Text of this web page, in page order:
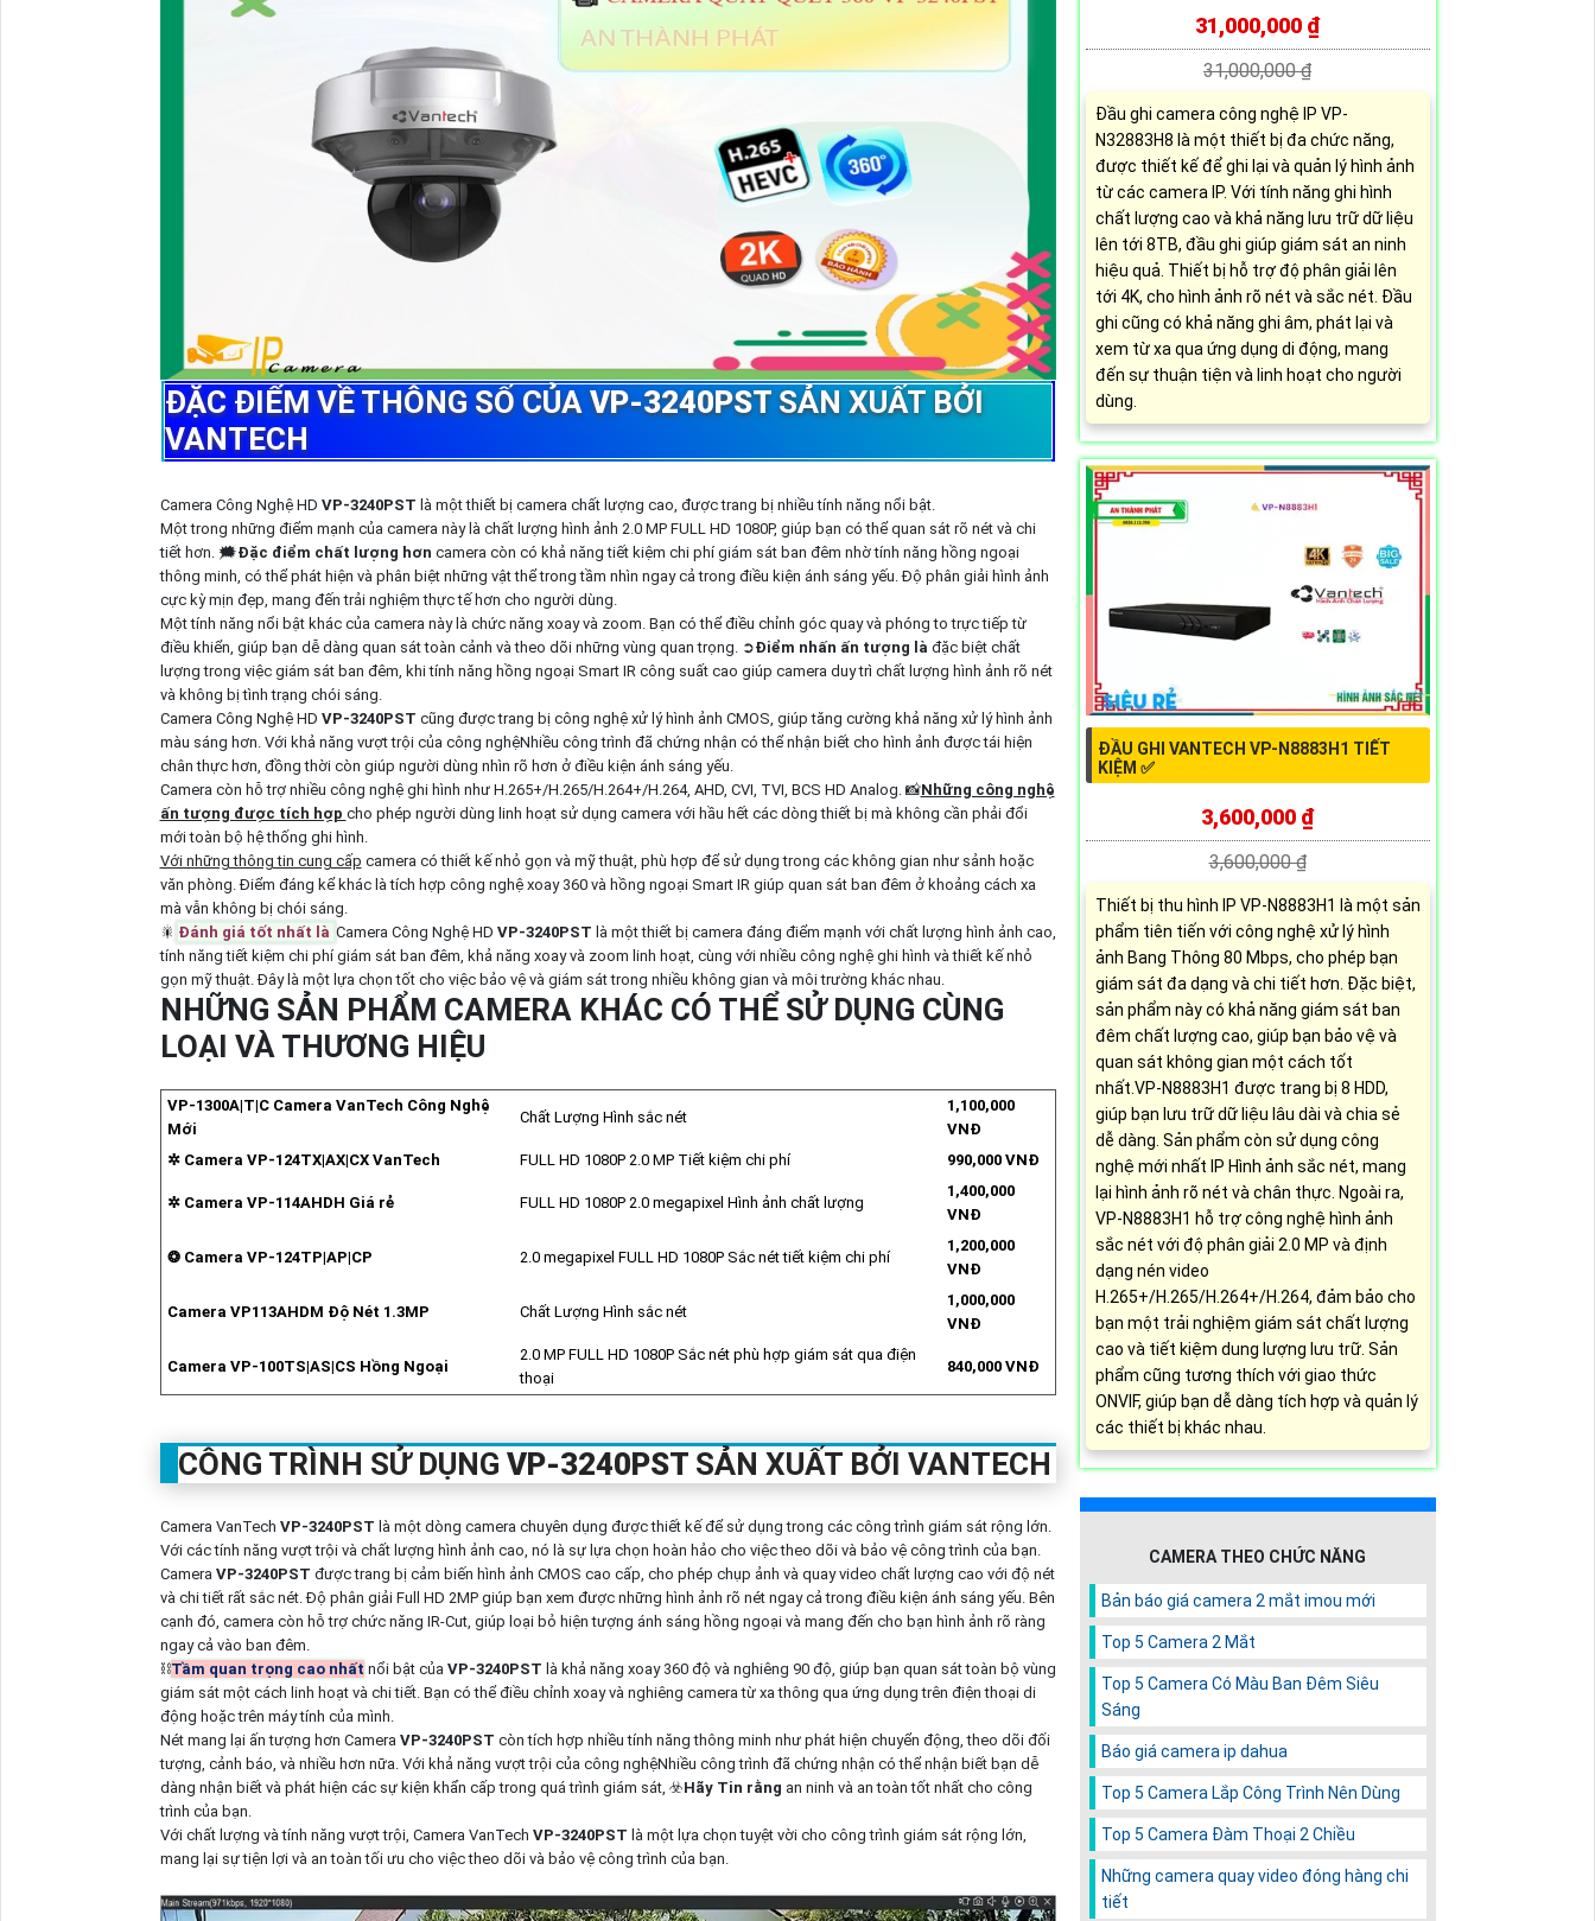
ĐẶC ĐIỂM VỀ THÔNG SỐ CỦAVP-3240PSTSẢN XUẤT BỞI
VANTECH
Camera Công Nghệ HD VP-3240PST là một thiết bị camera chất lượng cao, được trang bị nhiều tính năng nổi bật.
Một trong những điểm mạnh của camera này là chất lượng hình ảnh 2.0 MP FULL HD 1080P, giúp bạn có thể quan sát rõ nét và chi
tiết hơn. 🗯️Đặc điểm chất lượng hơn camera còn có khả năng tiết kiệm chi phí giám sát ban đêm nhờ tính năng hồng ngoại
thông minh, có thể phát hiện và phân biệt những vật thể trong tầm nhìn ngay cả trong điều kiện ánh sáng yếu. Độ phân giải hình ảnh
cực kỳ mịn đẹp, mang đến trải nghiệm thực tế hơn cho người dùng.
Một tính năng nổi bật khác của camera này là chức năng xoay và zoom. Bạn có thể điều chỉnh góc quay và phóng to trực tiếp từ
điều khiển, giúp bạn dễ dàng quan sát toàn cảnh và theo dõi những vùng quan trọng. ➲Điểm nhấn ấn tượng là đặc biệt chất
lượng trong việc giám sát ban đêm, khi tính năng hồng ngoại Smart IR công suất cao giúp camera duy trì chất lượng hình ảnh rõ nét
và không bị tình trạng chói sáng.
Camera Công Nghệ HD VP-3240PST cũng được trang bị công nghệ xử lý hình ảnh CMOS, giúp tăng cường khả năng xử lý hình ảnh
màu sáng hơn. Với khả năng vượt trội của công nghệNhiều công trình đã chứng nhận có thể nhận biết cho hình ảnh được tái hiện
chân thực hơn, đồng thời còn giúp người dùng nhìn rõ hơn ở điều kiện ánh sáng yếu.
Camera còn hỗ trợ nhiều công nghệ ghi hình như H.265+/H.265/H.264+/H.264, AHD, CVI, TVI, BCS HD Analog. 📸Những công nghệ
ấn tượng được tích hợp cho phép người dùng linh hoạt sử dụng camera với hầu hết các dòng thiết bị mà không cần phải đổi
mới toàn bộ hệ thống ghi hình.
Với những thông tin cung cấp camera có thiết kế nhỏ gọn và mỹ thuật, phù hợp để sử dụng trong các không gian như sảnh hoặc
văn phòng. Điểm đáng kể khác là tích hợp công nghệ xoay 360 và hồng ngoại Smart IR giúp quan sát ban đêm ở khoảng cách xa
mà vẫn không bị chói sáng.
🎇 Đánh giá tốt nhất là Camera Công Nghệ HD VP-3240PST là một thiết bị camera đáng điểm mạnh với chất lượng hình ảnh cao,
tính năng tiết kiệm chi phí giám sát ban đêm, khả năng xoay và zoom linh hoạt, cùng với nhiều công nghệ ghi hình và thiết kế nhỏ
gọn mỹ thuật. Đây là một lựa chọn tốt cho việc bảo vệ và giám sát trong nhiều không gian và môi trường khác nhau.
NHỮNG SẢN PHẨM CAMERA KHÁC CÓ THỂ SỬ DỤNG CÙNG
LOẠI VÀ THƯƠNG HIỆU
VP-1300A|T|C Camera VanTech Công Nghệ
Mới
Chất Lượng Hình sắc nét
1,100,000
VNĐ
✲ Camera VP-124TX|AX|CX VanTech
FULL HD 1080P 2.0 MP Tiết kiệm chi phí 990,000 VNĐ
✲ Camera VP-114AHDH Giá rẻ FULL HD 1080P 2.0 megapixel Hình ảnh chất lượng
1,400,000
VNĐ
❂ Camera VP-124TP|AP|CP 2.0 megapixel FULL HD 1080P Sắc nét tiết kiệm chi phí
1,200,000
VNĐ
Camera VP113AHDM Độ Nét 1.3MP Chất Lượng Hình sắc nét
1,000,000
VNĐ
Camera VP-100TS|AS|CS Hồng Ngoại
2.0 MP FULL HD 1080P Sắc nét phù hợp giám sát qua điện
thoại
840,000 VNĐ
CÔNG TRÌNH SỬ DỤNG VP-3240PST SẢN XUẤT BỞI VANTECH
Camera VanTech VP-3240PST là một dòng camera chuyên dụng được thiết kế để sử dụng trong các công trình giám sát rộng lớn.
Với các tính năng vượt trội và chất lượng hình ảnh cao, nó là sự lựa chọn hoàn hảo cho việc theo dõi và bảo vệ công trình của bạn.
Camera VP-3240PST được trang bị cảm biến hình ảnh CMOS cao cấp, cho phép chụp ảnh và quay video chất lượng cao với độ nét
và chi tiết rất sắc nét. Độ phân giải Full HD 2MP giúp bạn xem được những hình ảnh rõ nét ngay cả trong điều kiện ánh sáng yếu. Bên
cạnh đó, camera còn hỗ trợ chức năng IR-Cut, giúp loại bỏ hiện tượng ánh sáng hồng ngoại và mang đến cho bạn hình ảnh rõ ràng
ngay cả vào ban đêm.
⛓Tầm quan trọng cao nhất nổi bật của VP-3240PST là khả năng xoay 360 độ và nghiêng 90 độ, giúp bạn quan sát toàn bộ vùng
giám sát một cách linh hoạt và chi tiết. Bạn có thể điều chỉnh xoay và nghiêng camera từ xa thông qua ứng dụng trên điện thoại di
động hoặc trên máy tính của mình.
Nét mang lại ấn tượng hơn Camera VP-3240PST còn tích hợp nhiều tính năng thông minh như phát hiện chuyển động, theo dõi đối
tượng, cảnh báo, và nhiều hơn nữa. Với khả năng vượt trội của công nghệNhiều công trình đã chứng nhận có thể nhận biết bạn dễ
dàng nhận biết và phát hiện các sự kiện khẩn cấp trong quá trình giám sát, ☣️Hãy Tin rằng an ninh và an toàn tốt nhất cho công
trình của bạn.
Với chất lượng và tính năng vượt trội, Camera VanTech VP-3240PST là một lựa chọn tuyệt vời cho công trình giám sát rộng lớn,
mang lại sự tiện lợi và an toàn tối ưu cho việc theo dõi và bảo vệ công trình của bạn.
31,000,000 ₫
31,000,000 ₫
Đầu ghi camera công nghệ IP VP-
N32883H8 là một thiết bị đa chức năng,
được thiết kế để ghi lại và quản lý hình ảnh
từ các camera IP. Với tính năng ghi hình
chất lượng cao và khả năng lưu trữ dữ liệu
lên tới 8TB, đầu ghi giúp giám sát an ninh
hiệu quả. Thiết bị hỗ trợ độ phân giải lên
tới 4K, cho hình ảnh rõ nét và sắc nét. Đầu
ghi cũng có khả năng ghi âm, phát lại và
xem từ xa qua ứng dụng di động, mang
đến sự thuận tiện và linh hoạt cho người
dùng.
ĐẦU GHI VANTECH VP-N8883H1 TIẾT
KIỆM ✅
3,600,000 ₫
3,600,000 ₫
Thiết bị thu hình IP VP-N8883H1 là một sản
phẩm tiên tiến với công nghệ xử lý hình
ảnh Bang Thông 80 Mbps, cho phép bạn
giám sát đa dạng và chi tiết hơn. Đặc biệt,
sản phẩm này có khả năng giám sát ban
đêm chất lượng cao, giúp bạn bảo vệ và
quan sát không gian một cách tốt
nhất.VP-N8883H1 được trang bị 8 HDD,
giúp bạn lưu trữ dữ liệu lâu dài và chia sẻ
dễ dàng. Sản phẩm còn sử dụng công
nghệ mới nhất IP Hình ảnh sắc nét, mang
lại hình ảnh rõ nét và chân thực. Ngoài ra,
VP-N8883H1 hỗ trợ công nghệ hình ảnh
sắc nét với độ phân giải 2.0 MP và định
dạng nén video
H.265+/H.265/H.264+/H.264, đảm bảo cho
bạn một trải nghiệm giám sát chất lượng
cao và tiết kiệm dung lượng lưu trữ. Sản
phẩm cũng tương thích với giao thức
ONVIF, giúp bạn dễ dàng tích hợp và quản lý
các thiết bị khác nhau.
CAMERA THEO CHỨC NĂNG
Bản báo giá camera 2 mắt imou mới
Top 5 Camera 2 Mắt
Top 5 Camera Có Màu Ban Đêm Siêu
Sáng
Báo giá camera ip dahua
Top 5 Camera Lắp Công Trình Nên Dùng
Top 5 Camera Đàm Thoại 2 Chiều
Những camera quay video đóng hàng chi
tiết